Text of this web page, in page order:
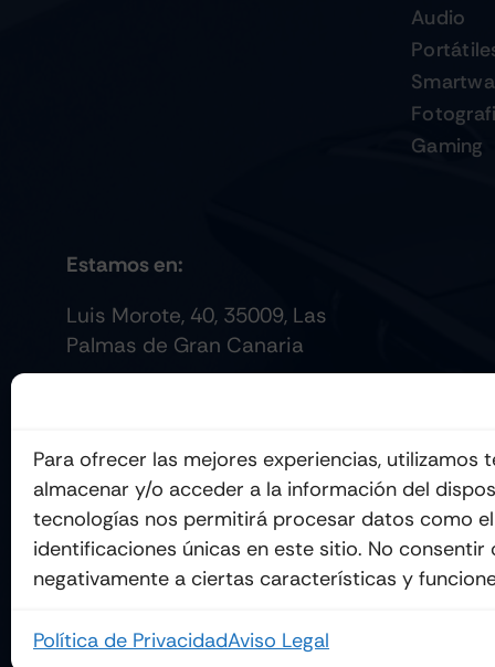
Para ofrecer las mejores experiencias,
almacenar y/o acceder a la información del
tecnologías nos permitirá procesar datos como
identificaciones únicas en este sitio. No
negativamente a ciertas características y
Política de PrivacidadAviso Legal
Audio
Gaming
Estamos en:
Luis Morote, 40, 35009, Las
Palmas de Gran Canaria